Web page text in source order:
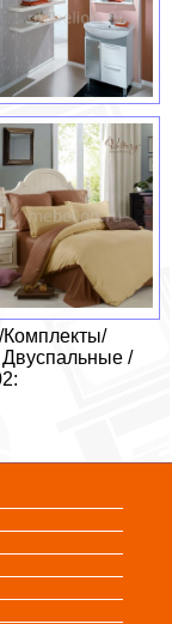
Комплекты/
Двуспальные /